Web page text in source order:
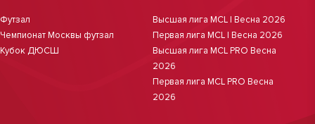
Футзал
Чемпионат Москвы футзал
Кубок ДЮСШ
Высшая лига MCL | Весна 2026
Первая лига MCL | Весна 2026
Высшая лига MCL PRO Весна
2026
Первая лига MCL PRO Весна
2026